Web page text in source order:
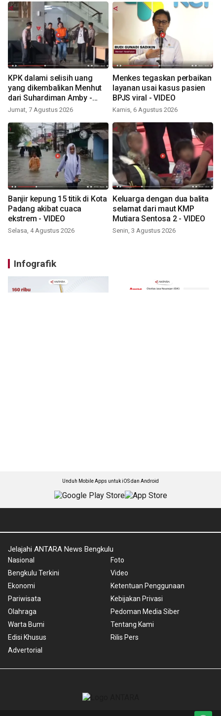
KPK dalami selisih uang
yang dikembalikan Menhut
dari Suhardiman Amby -
VIDEO
Jumat, 7 Agustus 2026
Menkes tegaskan perbaikan
layanan usai kasus pasien
BPJS viral - VIDEO
Kamis, 6 Agustus 2026
Banjir kepung 15 titik di Kota
Padang akibat cuaca
ekstrem - VIDEO
Selasa, 4 Agustus 2026
Keluarga dengan dua balita
selamat dari maut KMP
Mutiara Sentosa 2 - VIDEO
Senin, 3 Agustus 2026
Infografik
Unduh Mobile Apps untuk iOS dan Android
Jelajahi ANTARA News Bengkulu
Nasional
Bengkulu Terkini
Ekonomi
Pariwisata
Olahraga
Warta Bumi
Edisi Khusus
Advertorial
Foto
Video
Ketentuan Penggunaan
Kebijakan Privasi
Pedoman Media Siber
Tentang Kami
Rilis Pers